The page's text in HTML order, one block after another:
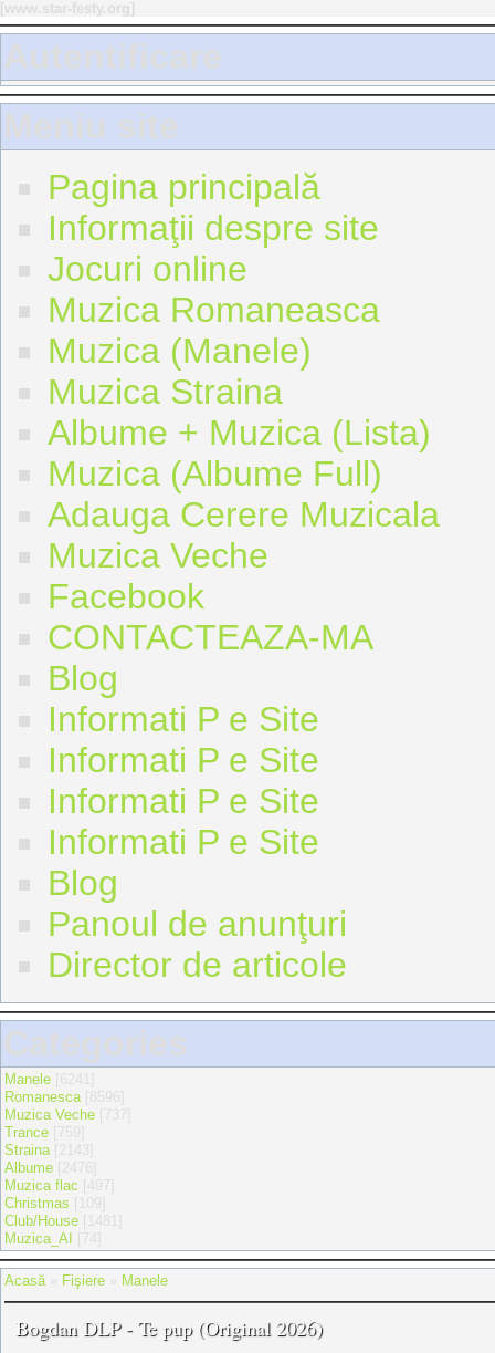
Autentificare
Meniu site
Pagina principală
Informaţii despre site
Jocuri online
Muzica Romaneasca
Muzica (Manele)
Muzica Straina
Albume + Muzica (Lista)
Muzica (Albume Full)
Adauga Cerere Muzicala
Muzica Veche
Facebook
CONTACTEAZA-MA
Blog
Informati P e Site
Informati P e Site
Informati P e Site
Informati P e Site
Blog
Panoul de anunţuri
Director de articole
Categories
Manele
Romanesca
Muzica Veche
Trance
Straina
Albume
Muzica flac
Christmas
Club/House
Muzica_AI
Acasă» Fişiere Manele
Bogdan DLP - Te pup (Original 2026)